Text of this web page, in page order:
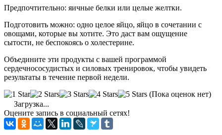
Предпочтительно: яичные белки или целые желтки.
Подготовить можно: одно целое яйцо, яйцо в сочетании с
овощами, которые вы хотите. Это даст вам ощущение
сытости, не беспокоясь о холестерине.
Объедините эти продукты с вашей программой
сердечнососудистых и силовых тренировок, чтобы увидеть
результаты в течение первой недели.
(Пока оценок нет)
Загрузка...
Оцените запись в социальный сетях!